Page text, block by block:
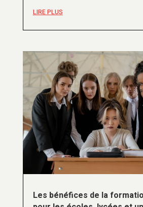
LIRE PLUS
Les bénéfices de la